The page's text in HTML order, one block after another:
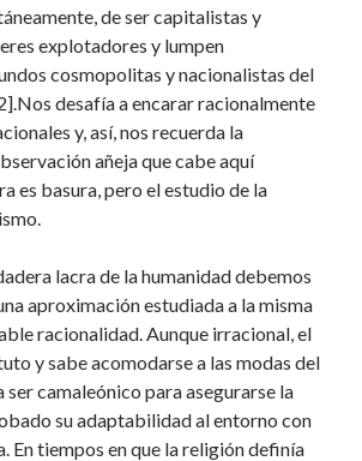
de ser capitalistas y
explotadores y lumpen
cosmopolitas y nacionalistas del
desafía a encarar racionalmente
y, así, nos recuerda la
añeja que cabe aquí
es basura, pero el estudio de la
lacra de la humanidad debemos
aproximación estudiada a la misma
racionalidad. Aunque irracional, el
y sabe acomodarse a las modas del
ser camaleónico para asegurarse la
su adaptabilidad al entorno con
En tiempos en que la religión definía